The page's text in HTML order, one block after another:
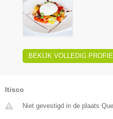
BEKIJK VOLLEDIG
Itisco
Niet gevestigd in de plaats